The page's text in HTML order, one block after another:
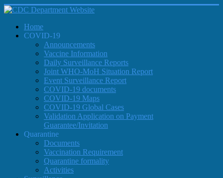
Home
COVID-19
Announcements
Vaccine Information
Daily Surveillance Reports
Joint WHO-MoH Situation Report
Event Surveillance Report
COVID-19 documents
COVID-19 Maps
COVID-19 Global Cases
Validation Application on Payment
Guarantee/Invitation
Quarantine
Documents
Vaccination Requirement
Quarantine formality
Activities